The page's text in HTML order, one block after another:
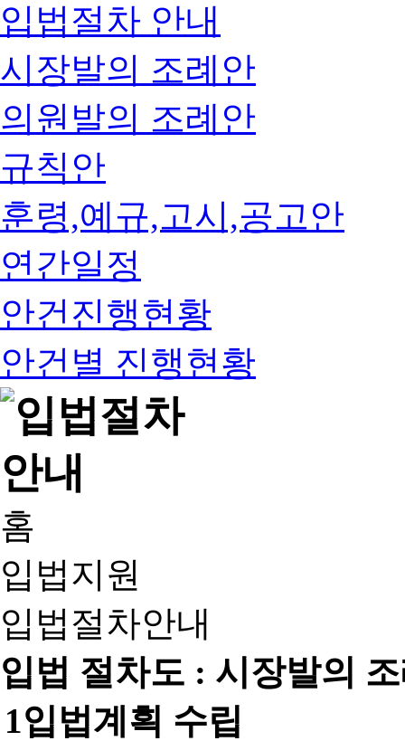
입법절차 안내
시장발의 조례안
의원발의 조례안
규칙안
훈령,예규,고시,공고안
연간일정
안건진행현황
안건별 진행현황
홈
입법지원
입법절차안내
입법 절차도 : 시장발의
1입법계획 수립